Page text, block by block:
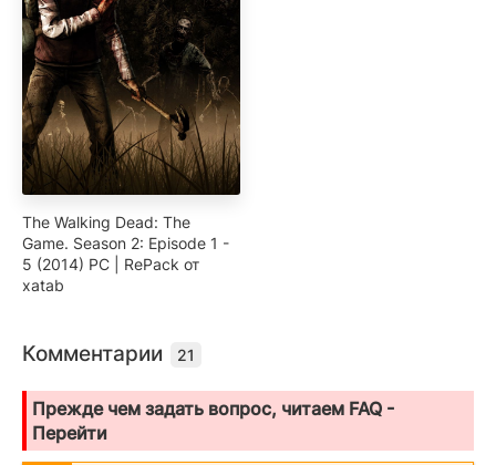
The Walking Dead: The
Game. Season 2: Episode 1 -
5 (2014) PC | RePack от
xatab
Комментарии 21
Прежде чем задать вопрос, читаем FAQ -
Перейти